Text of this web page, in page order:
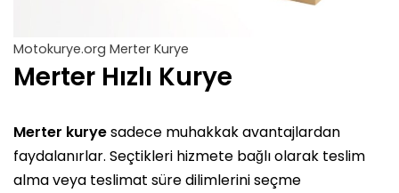
Motokurye.org Merter Kurye
Merter Hızlı Kurye
Merter kuryesadece muhakkak avantajlardan
faydalanırlar. Seçtikleri hizmete bağlı olarak teslim
alma veya teslimat süre dilimlerini seçme